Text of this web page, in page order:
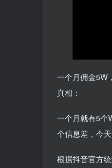
一个月佣金5W
真相：
一个月就有5个
个信息差，今
根据抖音官方